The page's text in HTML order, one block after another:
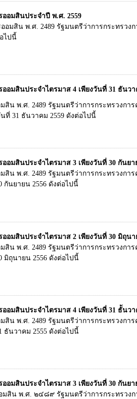
ออมสินประจำปี พ.ศ. 2559
มสิน พ.ศ. 2489 รัฐมนตรีว่าการกระทรวง
ไปนี้
อมสินประจำไตรมาส 4 เพียงวันที่ 31 ธันว
น พ.ศ. 2489 รัฐมนตรีว่าการกระทรวงการ
ที่ 31 ธันวาคม 2559 ดังต่อไปนี้
อมสินประจำไตรมาส 3 เพียงวันที่ 30 กันยา
พ.ศ. 2489 รัฐมนตรีว่าการกระทรวงการ
กันยายน 2556 ดังต่อไปนี้
อมสินประจำไตรมาส 2 เพียงวันที่ 30 มิถุน
พ.ศ. 2489 รัฐมนตรีว่าการกระทรวงการ
มิถุนายน 2556 ดังต่อไปนี้
อมสินประจำไตรมาส 4 เพียงวันที่ 31 ธัันว
พ.ศ. 2489 รัฐมนตรีว่าการกระทรวงการ
ธันวาคม 2555 ดังต่อไปนี้
อมสินประจำไตรมาส 3 เพียงวันที่ 30 กันยา
สิน พ.ศ. ๒๔๘๙ รัฐมนตรีว่าการกระทรวงก